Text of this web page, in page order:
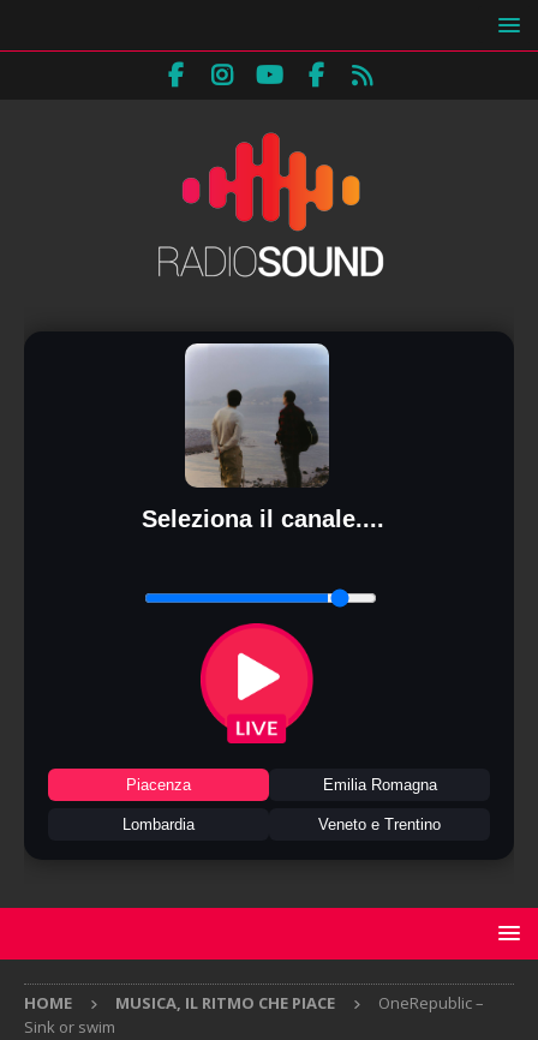
Seleziona il canale....
Piacenza Emilia Romagna
Lombardia Veneto e Trentino
HOME MUSICA, IL RITMO CHE PIACE
OneRepublic –
Sink or swim